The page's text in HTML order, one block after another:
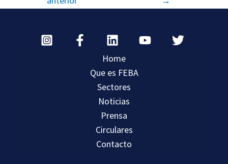
Home
Que es FEBA
Sectores
Noticias
Prensa
Circulares
Contacto